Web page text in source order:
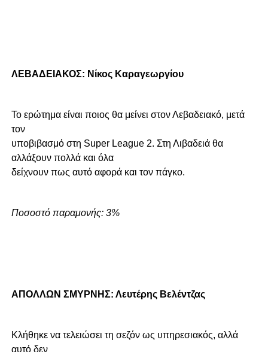
ΛΕΒΑΔΕΙΑΚΟΣ: Νίκος Καραγεωργίου
Το ερώτημα είναι ποιος θα μείνει στον Λεβαδειακό, μετά
τον
υποβιβασμό στη Super League 2. Στη Λιβαδειά θα
αλλάξουν πολλά και όλα
δείχνουν πως αυτό αφορά και τον πάγκο.
Ποσοστό παραμονής: 3%
ΑΠΟΛΛΩΝ ΣΜΥΡΝΗΣ: Λευτέρης Βελέντζας
Κλήθηκε να τελειώσει τη σεζόν ως υπηρεσιακός, αλλά
αυτό δεν